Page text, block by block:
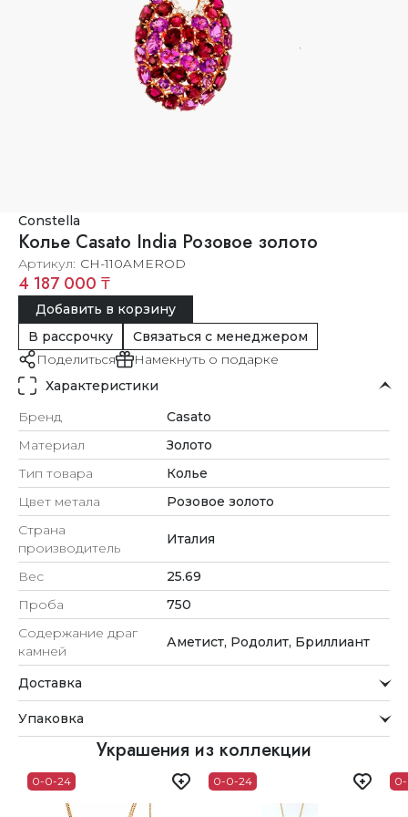
Constella
Колье Casato India Розовое золото
Артикул CH-110AMEROD
4 187 000 ₸
Добавить в корзину
В рассрочку
Связаться с менеджером
Поделиться
Намекнуть о подарке
Характеристики
Бренд
Casato
Материал
Золото
Тип товара
Колье
Цвет метала
Розовое золото
Страна
производитель
Италия
Вес
25.69
Проба
750
Содержание драг
камней
Аметист, Родолит, Бриллиант
Доставка
Мы стремимся обрабатывать заказы максимально
быстро и доставлять их прямо до вашей двери в
удобное для вас время.
Доставка
Для клиентов из Астаны, Алматы, Шымкента и Ташкента
Упаковка
Внимание к деталям
Каждое украшение проходит тщательную проверку
перед отправкой.
Упаковка
Украшения из коллекции
0-0-24 0-0-24